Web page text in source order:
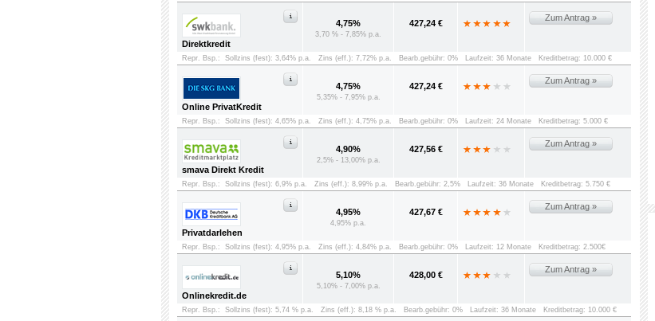
Direktkredit
4,75%
3,70 % - 7,85% p.a.
427,24 €
Zum Antrag »
Repr. Bsp.: Sollzins (fest): 3,64% p.a. Zins (eff.): 7,72% p.a. Bearb.gebühr: 0% Laufzeit: 36 Monate Kreditbetrag: 10.000 €
Online PrivatKredit
4,75%
5,35% - 7,95% p.a.
427,24 €
Zum Antrag »
Repr. Bsp.: Sollzins (fest): 4,65% p.a. Zins (eff.): 4,75% p.a. Bearb.gebühr: 0% Laufzeit: 24 Monate Kreditbetrag: 5.000 €
smava Direkt Kredit
4,90%
2,5% - 13,00% p.a.
427,56 €
Zum Antrag »
Repr. Bsp.: Sollzins (fest): 6,9% p.a. Zins (eff.): 8,99% p.a. Bearb.gebühr: 2,5% Laufzeit: 36 Monate Kreditbetrag: 5.750 €
Privatdarlehen
4,95%
4,95% p.a.
427,67 €
Zum Antrag »
Repr. Bsp.: Sollzins (fest): 4,95% p.a. Zins (eff.): 4,84% p.a. Bearb.gebühr: 0% Laufzeit: 12 Monate Kreditbetrag: 2.500€
Onlinekredit.de
5,10%
5,10% - 7,00% p.a.
428,00 €
Zum Antrag »
Repr. Bsp.: Sollzins (fest): 5,74 % p.a. Zins (eff.): 8,18 % p.a. Bearb.gebühr: 0% Laufzeit: 36 Monate Kreditbetrag: 10.000 €